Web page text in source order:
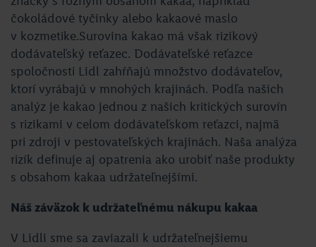
čokoládové tyčinky alebo kakaové maslo
v kozmetike.Surovina kakao má však rizikový
dodávateľský reťazec. Dodávateľské reťazce
spoločnosti Lidl zahŕňajú množstvo dodávateľov,
ktorí vyrábajú v mnohých krajinách. Podľa našich
analýz je kakao jednou z našich kritických surovín
s rizikami v celom dodávateľskom reťazci, najmä
pri zdroji v pestovateľských krajinách. Naša analýza
rizík definuje aj opatrenia ako urobiť naše produkty
s obsahom kakaa udržateľnejšími.
Náš záväzok k udržateľnému nákupu kakaa
V Lidli sme sa zaviazali k udržateľnejšiemu